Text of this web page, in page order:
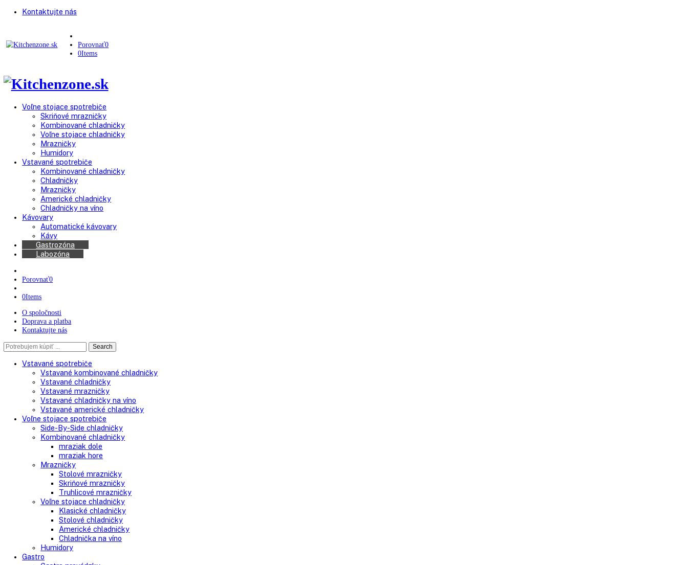
Kontaktujte nás
Porovnať
0Items
Voľne stojace spotrebiče
Skriňové mrazničky
Kombinované chladničky
Voľne stojace chladničky
Mrazničky
Humidory
Vstavané spotrebiče
Kombinované chladničky
Chladničky
Mrazničky
Americké chladničky
Chladničky na víno
Kávovary
Automatické kávovary
Labozóna
Porovnať0
0Items
O spoločnosti
Kontaktujte nás
Search
Vstavané spotrebiče
Vstavané kombinované chladničky
Vstavané chladničky
Vstavané mrazničky
Vstavané chladničky na víno
Vstavané americké chladničky
Voľne stojace spotrebiče
Side-By-Side chladničky
Kombinované chladničky
mraziak dole
mraziak hore
Mrazničky
Stolové mrazničky
Skriňové mrazničky
Truhlicové mrazničky